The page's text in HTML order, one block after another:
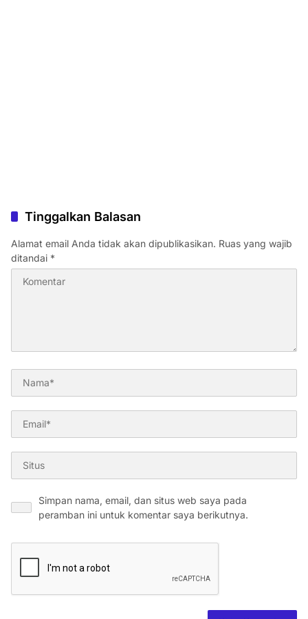
Tinggalkan Balasan
Alamat email Anda tidak akan dipublikasikan. Ruas yang wajib
ditandai *
Simpan nama, email, dan situs web saya pada
peramban ini untuk komentar saya berikutnya.